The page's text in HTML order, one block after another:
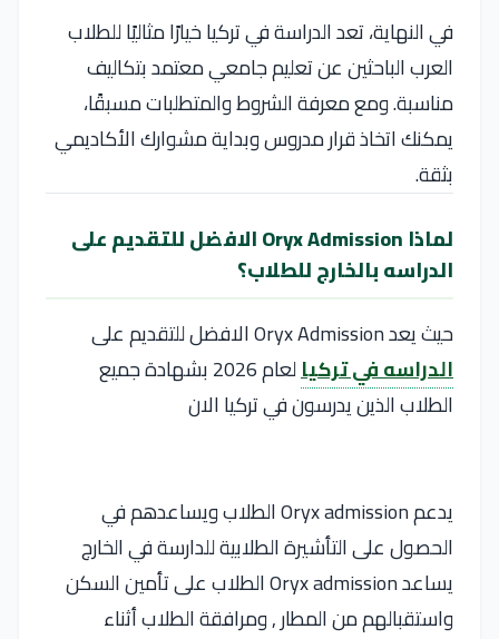
في النهاية، تعد الدراسة في تركيا خيارًا مثاليًا للطلاب
العرب الباحثين عن تعليم جامعي معتمد بتكاليف
مناسبة. ومع معرفة الشروط والمتطلبات مسبقًا،
يمكنك اتخاذ قرار مدروس وبداية مشوارك الأكاديمي
بثقة.
لماذا Oryx Admission الافضل للتقديم على
الدراسه بالخارج للطلاب؟
حيث يعد Oryx Admission الافضل للتقديم على
الدراسه في تركيا
لعام 2026 بشهادة جميع
الطلاب الذين يدرسون في تركيا الان
يدعم Oryx admission الطلاب ويساعدهم في
الحصول على التأشيرة الطلابية للدارسة في الخارج
يساعد Oryx admission الطلاب على تأمين السكن
واستقبالهم من المطار , ومرافقة الطلاب أثناء